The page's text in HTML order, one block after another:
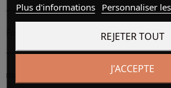
matière écrous
Plus d'informations Personnaliser
REJETER TOUT
J'ACCEPTE